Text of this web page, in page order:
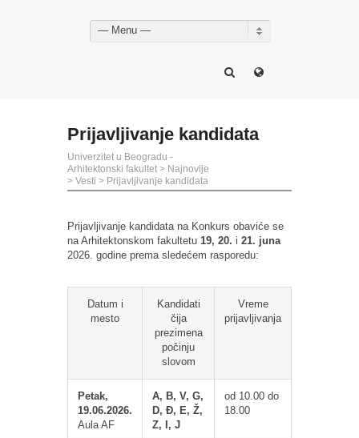
— Menu —
Prijavljivanje kandidata
Univerzitet u Beogradu -
Arhitektonski fakultet > Najnovije
> Vesti > Prijavljivanje kandidata
Prijavljivanje kandidata na Konkurs obaviće se
na Arhitektonskom fakultetu 19, 20. i 21. juna
2026. godine prema sledećem rasporedu:
Datum i
mesto
Kandidati
čija
prezimena
počinju
slovom
Vreme
prijavljivanja
Petak,
19.06.2026.
Aula AF
A, B, V, G,
D, Đ, E, Ž,
Z, I, J
od 10.00 do
18.00